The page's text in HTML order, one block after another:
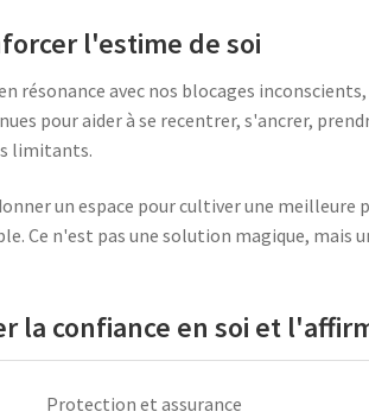
l'estime de soi
résonance avec nos blocages
pour aider à se recentrer, s'ancrer,
limitants.
un espace pour cultiver une
Ce n'est pas une solution magique, mais
la confiance en soi et
Protection et assurance